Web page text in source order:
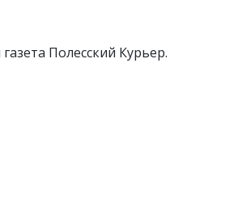
Полесский Курьер.